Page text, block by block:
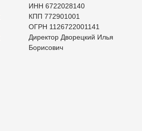
ИНН 6722028140
КПП 772901001
ОГРН 1126722001141
Директор Дворецкий Илья
Борисович